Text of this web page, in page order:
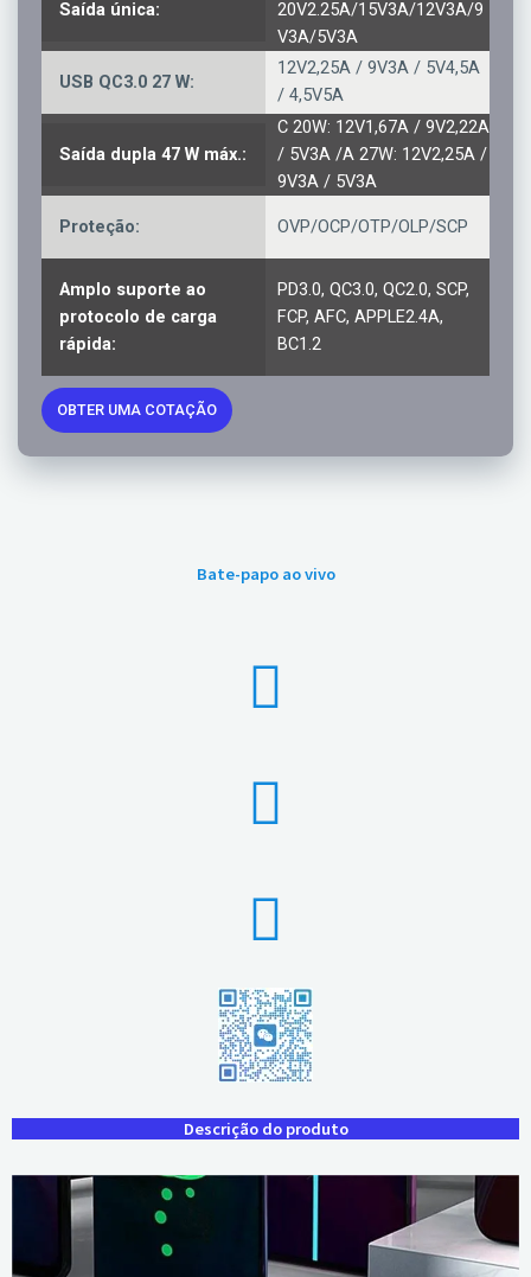
Saída única:
20V2.25A/15V3A/12V3A/9
V3A/5V3A
USB QC3.0 27 W:
12V2,25A / 9V3A / 5V4,5A
/ 4,5V5A
Saída dupla 47 W máx.:
C 20W: 12V1,67A / 9V2,22A
/ 5V3A /A 27W: 12V2,25A /
9V3A / 5V3A
Proteção: OVP/OCP/OTP/OLP/SCP
Amplo suporte ao
protocolo de carga
rápida:
PD3.0, QC3.0, QC2.0, SCP,
FCP, AFC, APPLE2.4A,
BC1.2
OBTER UMA COTAÇÃO
Bate-papo ao vivo
Descrição do produto